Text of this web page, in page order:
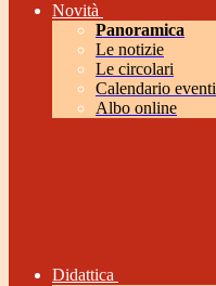
Novità
Panoramica
Le notizie
Le circolari
Calendario eventi
Albo online
Didattica